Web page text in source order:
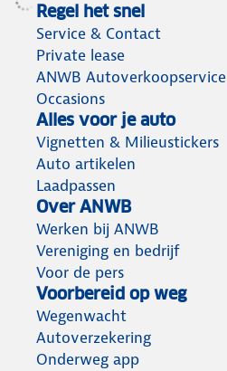
Regel het snel
Service & Contact
Private lease
ANWB Autoverkoopservice
Occasions
Alles voor je auto
Vignetten & Milieustickers
Auto artikelen
Laadpassen
Over ANWB
Werken bij ANWB
Vereniging en bedrijf
Voor de pers
Voorbereid op weg
Wegenwacht
Autoverzekering
Onderweg app